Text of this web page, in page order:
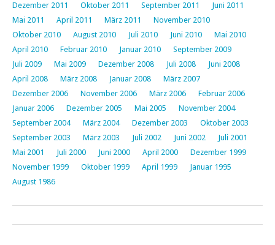
Dezember 2011
Oktober 2011 September 2011
Juni 2011
Mai 2011
April 2011 März 2011
November 2010
Oktober 2010
August 2010 Juli 2010 Juni 2010
Mai 2010
April 2010
Februar 2010 Januar 2010
September 2009
Juli 2009
Mai 2009 Dezember 2008 Juli 2008
Juni 2008
April 2008
März 2008 Januar 2008
März 2007
Dezember 2006
November 2006 März 2006
Februar 2006
Januar 2006
Dezember 2005 Mai 2005
November 2004
September 2004
März 2004 Dezember 2003
Oktober 2003
September 2003
März 2003 Juli 2002 Juni 2002
Juli 2001
Mai 2001
Juli 2000 Juni 2000 April 2000
Dezember 1999
November 1999
Oktober 1999 April 1999
Januar 1995
August 1986